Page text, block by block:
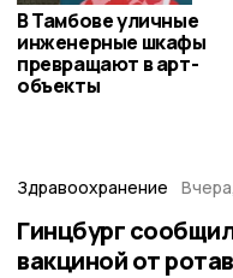
В Тамбове уличные
инженерные шкафы
превращают в арт-
объекты
Здравоохранение
Гинцбург
вакциной от